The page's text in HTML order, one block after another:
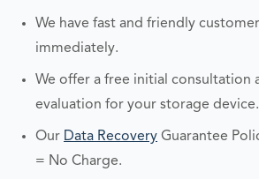
We have fast and friendly
immediately.
We offer a free initial consultation
evaluation for your storage device.
Our Data Recovery Guarantee
= No Charge.